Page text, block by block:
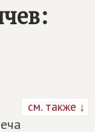
см. также ↓